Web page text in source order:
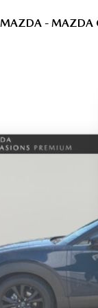
MAZDA - MAZDA